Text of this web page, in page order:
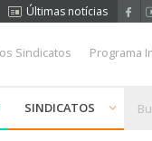
Últimas notícias
Sindicatos Programa
SINDICATOS